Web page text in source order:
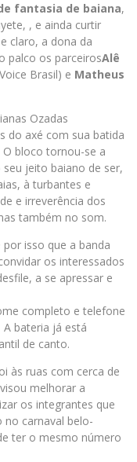
fantasia de baiana,
, e ainda curtir
claro, a dona da
palco os parceirosAlê
Brasil) e Matheus
Ozadas
do axé com sua batida
O bloco tornou-se a
jeito baiano de ser,
à turbantes e
e irreverência dos
também no som.
por isso que a banda
os interessados
a se apressar e
completo e telefone
bateria já está
de canto.
às ruas com cerca de
melhorar a
os integrantes que
carnaval belo-
ter o mesmo número